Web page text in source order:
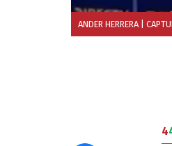
ANDER HERRERA |
4